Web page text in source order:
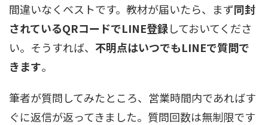
間違いなくベストです。教材が届いたら、まず同封
されているQRコードでLINE登録しておいてくださ
い。そうすれば、 不明点はいつでもLINEで質問で
きます。
筆者が質問してみたところ、営業時間内であればす
ぐに返信が返ってきました。質問回数は無制限です